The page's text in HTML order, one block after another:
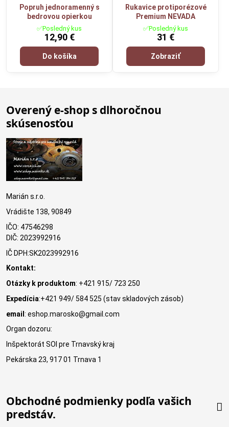
Popruh jednoramenný s
bedrovou opierkou
✅Posledný kus
12,90 €
Do košíka
Rukavice protiporézové
Premium NEVADA
✅Posledný kus
31 €
Zobraziť
Overený e-shop s dlhoročnou
skúsenosťou
Marián s.r.o.
Vrádište 138, 90849
IČO: 47546298
DIČ: 2023992916
IČ DPH:SK2023992916
Kontakt:
Otázky k produktom: +421 915/ 723 250
Expedícia:+421 949/ 584 525 (stav skladových zásob)
email: eshop.marosko@gmail.com
Organ dozoru:
Inšpektorát SOI pre Trnavský kraj
Pekárska 23, 917 01 Trnava 1
Obchodné podmienky podľa vašich
predstáv.